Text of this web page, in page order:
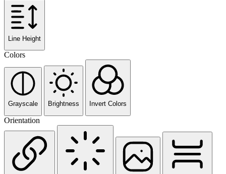
Line Height
Colors
Grayscale Brightness Invert Colors
Orientation